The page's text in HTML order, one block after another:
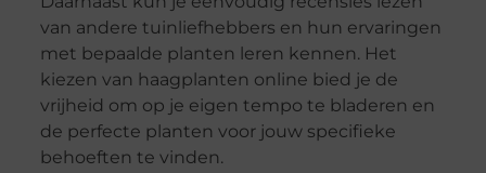
van andere tuinliefhebbers en hun ervaringen
met bepaalde planten leren kennen. Het
kiezen van haagplanten online bied je de
vrijheid om op je eigen tempo te bladeren en
de perfecte planten voor jouw specifieke
behoeften te vinden.